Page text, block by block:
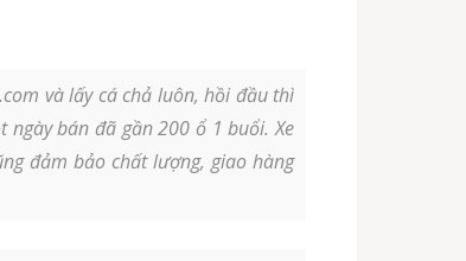
và lấy cá chả luôn, hồi đầu thì
bán đã gần 200 ổ 1 buổi. Xe
đảm bảo chất lượng, giao hàng